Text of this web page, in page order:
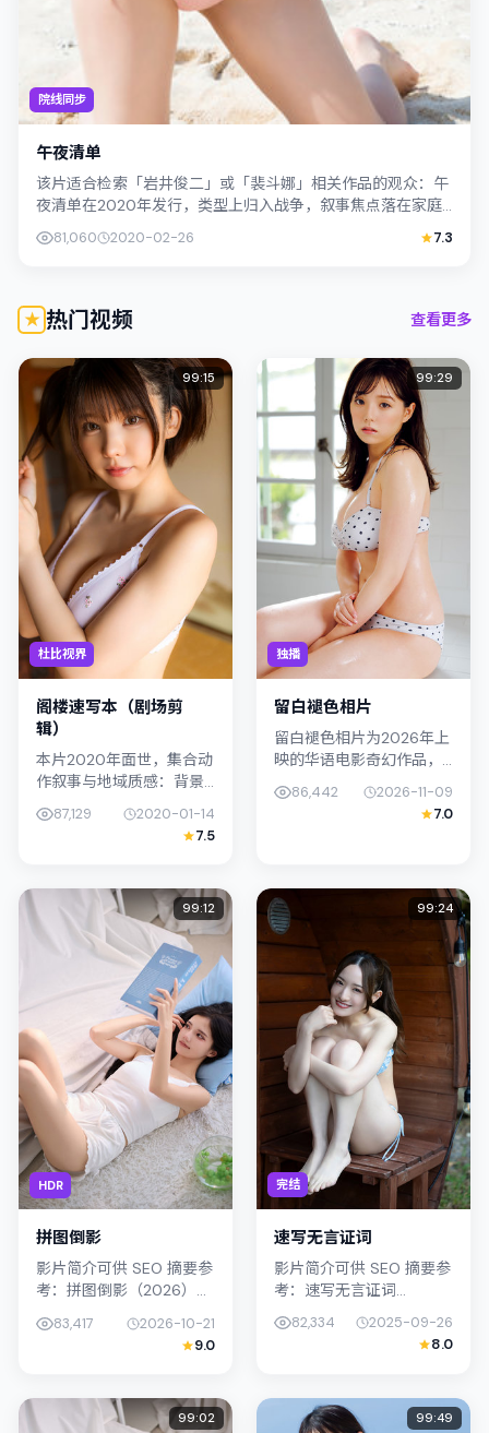
院线同步
午夜清单
该片适合检索「岩井俊二」或「裴斗娜」相关作品的观众：午
夜清单在2020年发行，类型上归入战争，叙事焦点落在家庭
与社会的交错地带；配角层次丰富，值...
81,060 2020-02-26 7.3
热门视频 查看更多
杜比视界
99:15
阁楼速写本（剧场剪
辑）
本片2020年面世，集合动
作叙事与地域质感：背景
设定与泰国（曼谷）的文
化肌理相呼应。导演滨口
龙介善用光影与声场塑造
的抉择牵...
87,129
2020-01-14
7.5
独播
99:29
留白褪色相片
留白褪色相片为2026年上
映的华语电影奇幻作品，
由魏德圣执导。影片以真
实细腻的笔触描写普通人
处境，染谷将太与胡歌的
86,442
2026-11-09
7.0
HDR
99:12
拼图倒影
影片简介可供 SEO 摘要参
考：拼图倒影（2026）由
李；影片定位奇幻，叙事
锚定日本（东京）的社会
制...
83,417
2026-10-21
9.0
完结
99:24
速写无言证词
影片简介可供 SEO 摘要参
考：速写无言证词
主演李康生；影片定位奇
幻，叙事锚定中国台湾的
头克制而...
82,334
2025-09-26
8.0
99:02 99:49